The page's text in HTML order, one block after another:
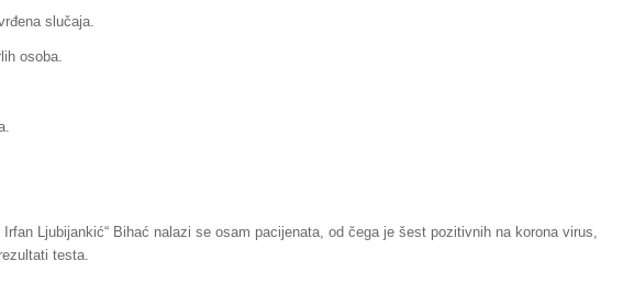
slučaja.
osoba.
Irfan Ljubijankić“ Bihać nalazi se osam pacijenata, od čega je šest pozitivnih na korona virus,
testa.